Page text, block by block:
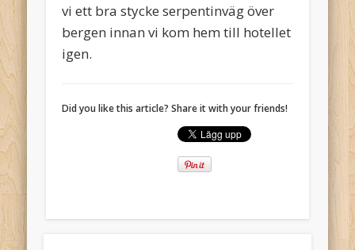
vi ett bra stycke serpentinväg över
bergen innan vi kom hem till hotellet
igen.
Did you like this article? Share it with your friends!